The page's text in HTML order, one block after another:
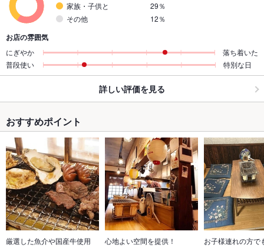
家族・子供と
29％
その他
12％
お店の雰囲気
にぎやか
落ち着いた
普段使い
特別な日
詳しい評価を見る
おすすめポイント
厳選した魚介や国産牛使用 心地よい空間を提供！ お子様連れの方で